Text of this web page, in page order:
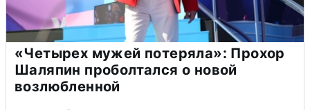
«Четырех мужей потеряла»: Прохор
Шаляпин проболтался о новой
возлюбленной